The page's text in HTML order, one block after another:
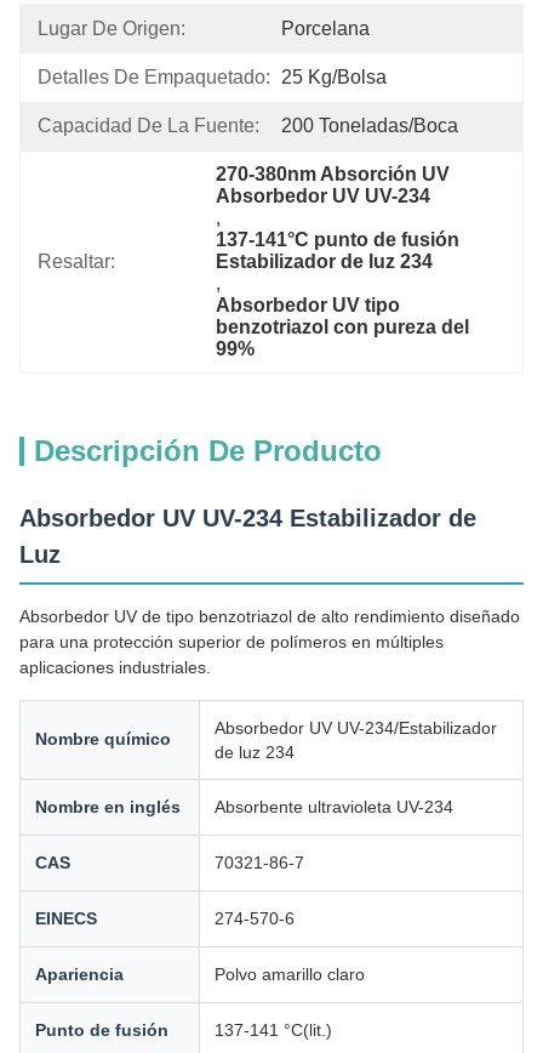
Lugar De Origen: Porcelana
Detalles De Empaquetado: 25 Kg/bolsa
Capacidad De La Fuente: 200 Toneladas/boca
Resaltar:
270-380nm Absorción UV
Absorbedor UV UV-234
,
137-141°C punto de fusión
Estabilizador de luz 234
,
Absorbedor UV tipo
benzotriazol con pureza del
99%
Descripción De Producto
Absorbedor UV UV-234 Estabilizador de
Luz
Absorbedor UV de tipo benzotriazol de alto rendimiento diseñado
para una protección superior de polímeros en múltiples
aplicaciones industriales.
Nombre químico
Absorbedor UV UV-234/Estabilizador
de luz 234
Nombre en inglés Absorbente ultravioleta UV-234
CAS 70321-86-7
EINECS 274-570-6
Apariencia Polvo amarillo claro
Punto de fusión 137-141 °C(lit.)